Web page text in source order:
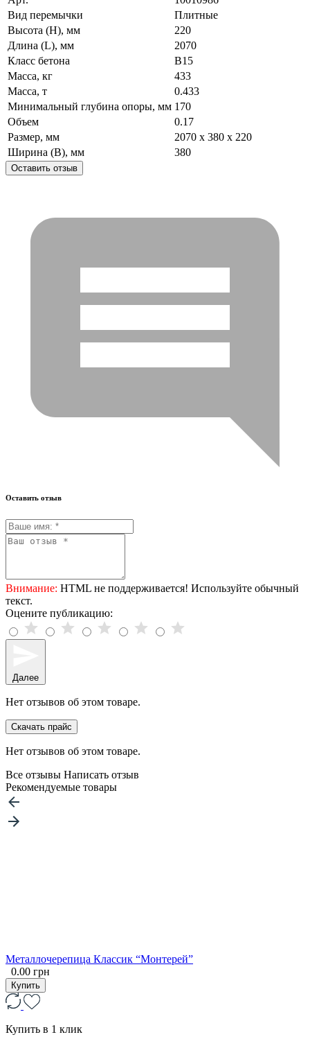
Вид перемычки
Плитные
Высота (H), мм
220
Длина (L), мм
2070
Класс бетона
B15
Масса, кг
433
Масса, т
0.433
Минимальный глубина опоры, мм 170
Объем
0.17
Размер, мм
2070 x 380 x 220
Ширина (B), мм
380
Оставить отзыв
Оставить отзыв
Внимание: HTML не поддерживается! Используйте обычный
текст.
Оцените публикацию:
Далее
Нет отзывов об этом товаре.
Скачать прайс
Нет отзывов об этом товаре.
Все отзывы Написать отзыв
Рекомендуемые товары
Металлочерепица Классик “Монтерей”
0.00 грн
Купить
Купить в 1 клик